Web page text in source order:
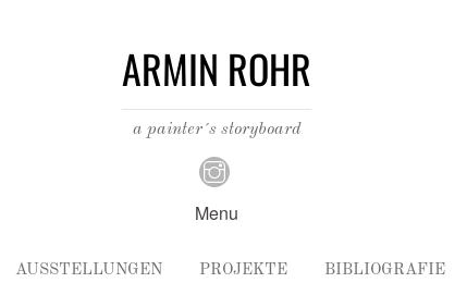
ARMIN ROHR
a painter´s storyboard
Menu
AUSSTELLUNGEN PROJEKTE BIBLIOGRAFIE